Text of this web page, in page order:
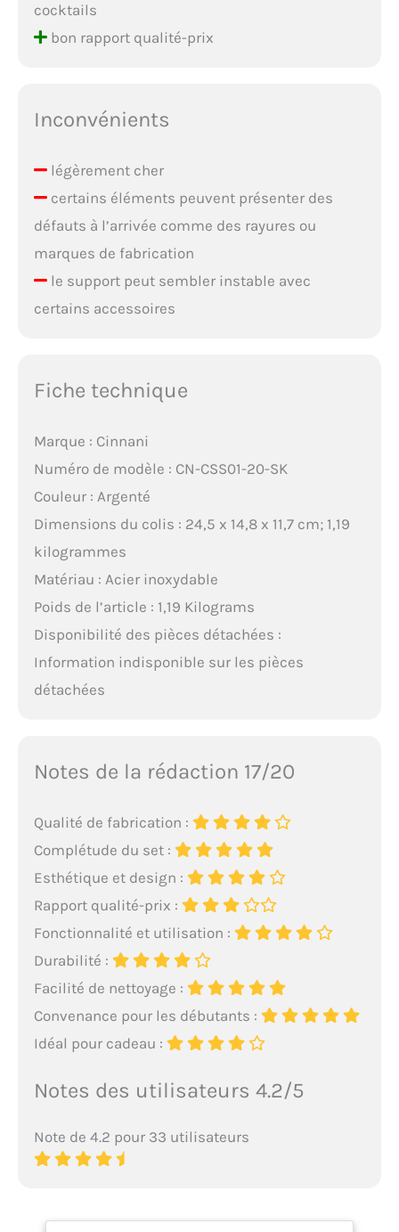
cocktails
bon rapport qualité-prix
Inconvénients
légèrement cher
certains éléments peuvent présenter des
défauts à l’arrivée comme des rayures ou
marques de fabrication
le support peut sembler instable avec
certains accessoires
Fiche technique
Marque : Cinnani
Numéro de modèle : CN-CSS01-20-SK
Couleur : Argenté
Dimensions du colis : 24,5 x 14,8 x 11,7 cm; 1,19
kilogrammes
Matériau : Acier inoxydable
Poids de l’article : 1,19 Kilograms
Disponibilité des pièces détachées :
Information indisponible sur les pièces
détachées
Notes de la rédaction 17/20
Qualité de fabrication :
Complétude du set :
Esthétique et design :
Rapport qualité-prix :
Fonctionnalité et utilisation :
Durabilité :
Facilité de nettoyage :
Convenance pour les débutants :
Idéal pour cadeau :
Notes des utilisateurs 4.2/5
Note de 4.2 pour 33 utilisateurs